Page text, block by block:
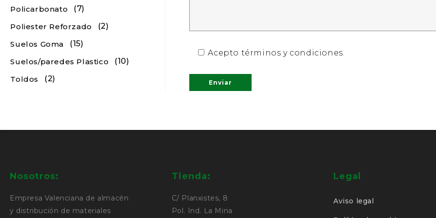
Policarbonato
(7)
Poliester Reforzado
(2)
Suelos Goma
(15)
Suelos/paredes Plastico
(10)
Toldos
(2)
Acepto términos y condiciones.
Nosotros:
Empresa Valenciana de almacén
y distribución de materiales
Tienda:
C/ Planxistes, 8
Pol. Ind. La Mina
Legal
Aviso legal